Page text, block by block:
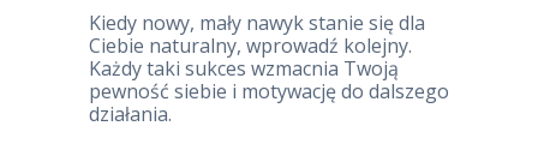
Kiedy nowy, mały nawyk stanie się dla
Ciebie naturalny, wprowadź kolejny.
Każdy taki sukces wzmacnia Twoją
pewność siebie i motywację do dalszego
działania.